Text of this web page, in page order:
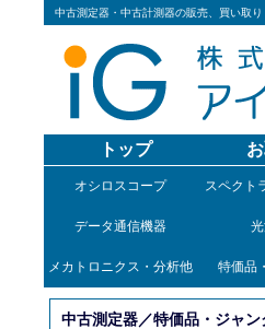
中古測定器・中古計測器の販売、買い取
トップ
オシロスコープ スペクト
データ通信機器
メカトロニクス・分析他 特価品
中古測定器／特価品・ジャ